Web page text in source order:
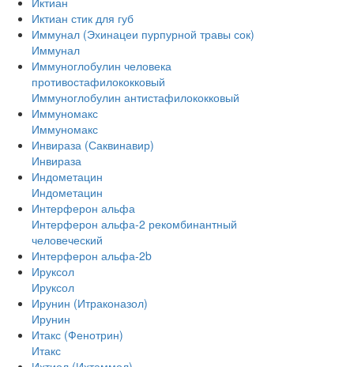
Иктиан стик для губ
Иммунал (Эхинацеи пурпурной травы сок)
Иммунал
Иммуноглобулин человека
противостафилококковый
Иммуноглобулин антистафилококковый
Иммуномакс
Иммуномакс
Инвираза (Саквинавир)
Инвираза
Индометацин
Индометацин
Интерферон альфа
Интерферон альфа-2 рекомбинантный
человеческий
Интерферон альфа-2b
Ируксол
Ируксол
Ирунин (Итраконазол)
Ирунин
Итакс (Фенотрин)
Итакс